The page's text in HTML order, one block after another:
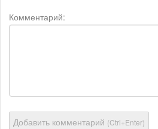
Комментарий:
Добавить комментарий (Ctrl+Enter)